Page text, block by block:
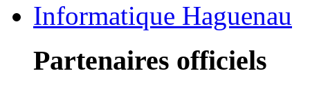
Informatique Haguenau
Partenaires officiels